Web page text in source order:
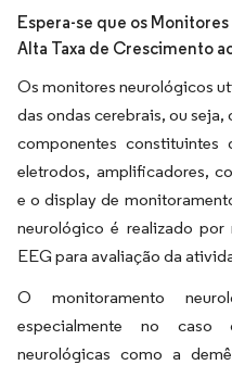
Espera-se que os
Alta Taxa de Crescimento
Os monitores neurológicos
das ondas cerebrais, ou
componentes
eletrodos, amplificadores,
e o display de
neurológico é realizado
EEG para avaliação da
O monitoramento
especialmente no caso
neurológicas como a